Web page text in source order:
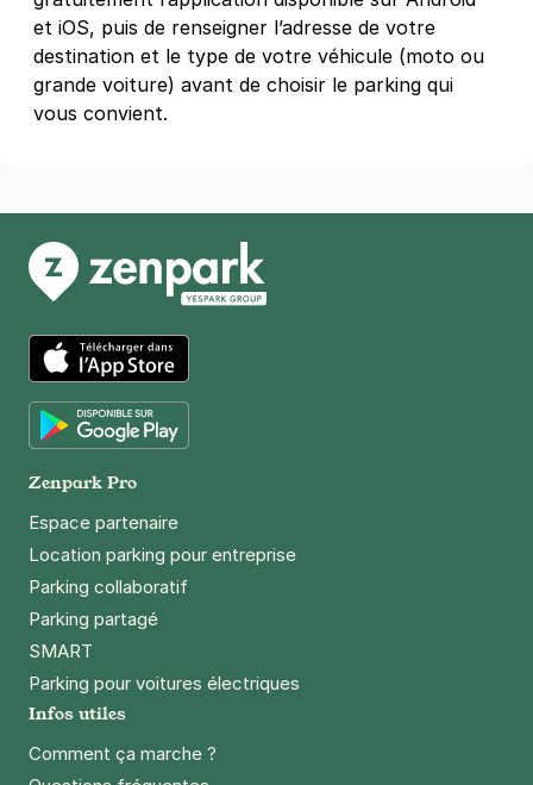
et iOS, puis de renseigner l’adresse de votre
destination et le type de votre véhicule (moto ou
grande voiture) avant de choisir le parking qui
vous convient.
App Store
Zenpark Pro
Espace partenaire
Location parking pour entreprise
Parking collaboratif
Parking partagé
SMART
Parking pour voitures électriques
Infos utiles
Comment ça marche ?